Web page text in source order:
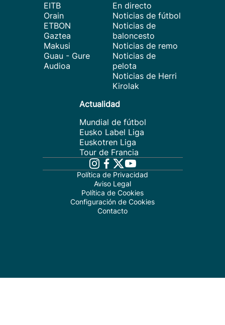
EITB
Orain
ETBON
Gaztea
Makusi
Guau - Gure
Audioa
En directo
Noticias de fútbol
Noticias de
baloncesto
Noticias de remo
Noticias de
pelota
Noticias de Herri
Kirolak
Actualidad
Mundial de fútbol
Eusko Label Liga
Euskotren Liga
Tour de Francia
Política de Privacidad
Aviso Legal
Política de Cookies
Configuración de Cookies
Contacto